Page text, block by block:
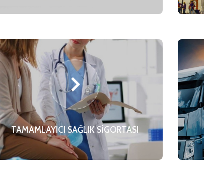
TAMAMLAYICI SAĞLIK SİGORTASI